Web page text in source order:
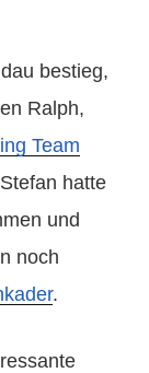
bestieg,
Ralph,
Team
hatte
und
noch
.